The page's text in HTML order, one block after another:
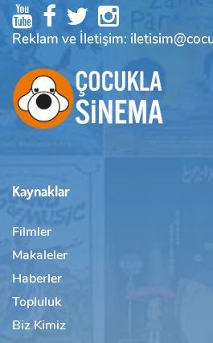
Reklam ve İletişim:
Kaynaklar
Filmler
Makaleler
Haberler
Topluluk
Biz Kimiz